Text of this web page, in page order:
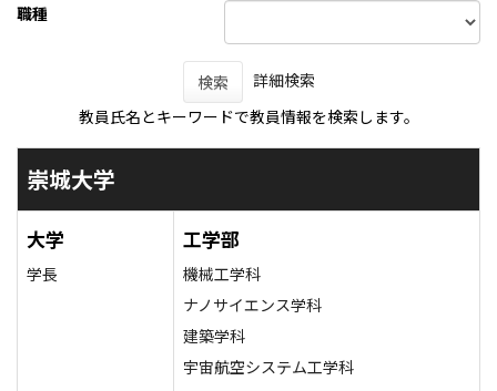
職種
検索
詳細検索
教員氏名とキーワードで教員情報を検索します。
崇城大学
大学
学長
工学部
機械工学科
ナノサイエンス学科
建築学科
宇宙航空システム工学科